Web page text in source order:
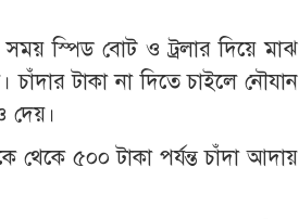
সময় স্পিড বোট ও ট্রলার দিয়ে মাঝ
টাকা না দিতে চাইলে নৌযান
দেয়।
থেকে ৫০০ টাকা পর্যন্ত চাঁদা আদায়